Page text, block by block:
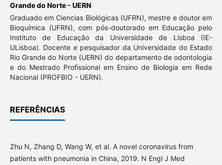
Grande do Norte - UERN
Graduado em Ciencias Biológicas (UFRN), mestre e doutor em
Bioquímica (UFRN), com pós-doutorado em Educação pelo
Instituto de Educação da Universidade de Lisboa (IE-
ULisboa). Docente e pesquisador da Universidade do Estado
Rio Grande do Norte (UERN) do departamento de odontologia
e do Mestrado Profissional em Ensino de Biologia em Rede
Nacional (PROFBIO - UERN).
REFERÊNCIAS
Zhu N, Zhang D, Wang W, et al. A novel coronavirus from
patients with pneumonia in China, 2019. N Engl J Med